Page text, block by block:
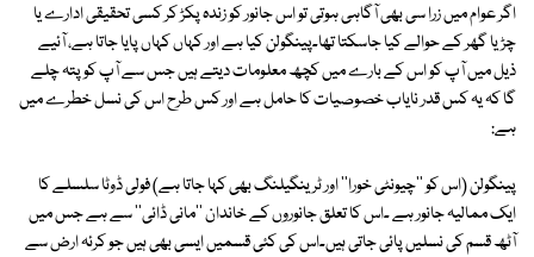
اگر عوام میں زرا سی بھی آگاہی ہوتی تو اس جانور کو زندہ پکڑ کر کسی تحقیقی ادارے یا
چڑیا گھر کے حوالے کیا جاسکتا تھا۔پینگولن کیا ہے اور کہاں کہاں پایا جاتا ہے، آئیے
ذیل میں آپ کو اس کے بارے میں کچھ معلومات دیتے ہیں جس سے آپ کو پتہ چلے
گا کہ یہ کس قدر نایاب خصوصیات کا حامل ہے اور کس طرح اس کی نسل خطرے میں
ہے:
پینگولن (اس کو ''چیونٹی خورا'' اور ٹرینگیلنگ بھی کہا جاتا ہے) فولی ڈوٹا سلسلے کا
ایک ممالیہ جانور ہے ۔اس کا تعلق جانوروں کے خاندان ''مانی ڈائی'' سے ہے جس میں
آٹھ قسم کی نسلیں پائی جاتی ہیں۔اس کی کئی قسمیں ایسی بھی ہیں جو کرئہ ارض سے